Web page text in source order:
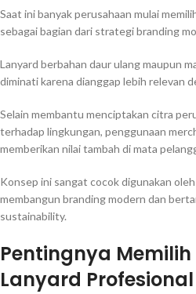
Saat ini banyak perusahaan mulai
sebagai bagian dari strategi branding
Lanyard berbahan daur ulang maupun
diminati karena dianggap lebih relevan
Selain membantu menciptakan citra
terhadap lingkungan, penggunaan
memberikan nilai tambah di mata
Konsep ini sangat cocok digunakan
membangun branding modern dan
sustainability.
Pentingnya
Lanyard Profesional